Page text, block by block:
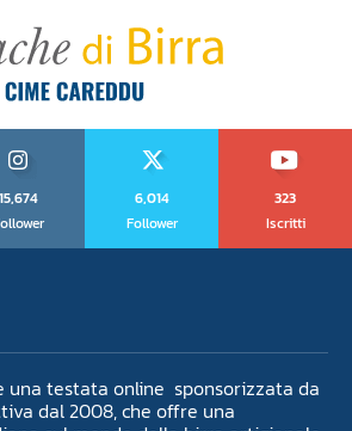
15,674
6,014
Follower
323
Iscritti
una testata online sponsorizzata da
dal 2008, che offre una